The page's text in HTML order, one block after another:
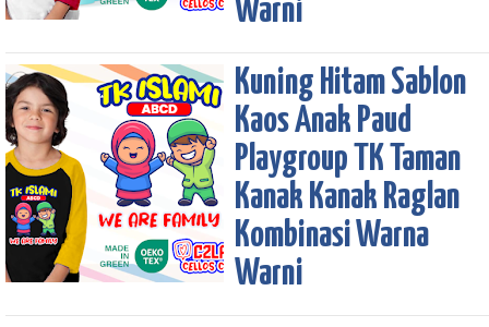
Warni
Kuning Hitam Sablon
Kaos Anak Paud
Playgroup TK Taman
Kanak Kanak Raglan
Kombinasi Warna
Warni